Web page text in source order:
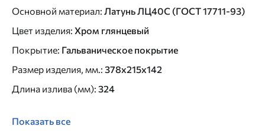
Основной материал: Латунь ЛЦ40C (ГОСТ 17711-93)
Цвет изделия: Хром глянцевый
Покрытие: Гальваническое покрытие
Размер изделия, мм.: 378x215x142
Длина излива (мм): 324
Показать все